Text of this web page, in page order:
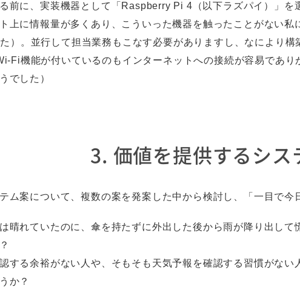
前に、実装機器として「Raspberry Pi 4（以下ラズパイ）」を
上に情報量が多くあり、こういった機器を触ったことがない
）。並行して担当業務もこなす必要がありますし、なにより
Fi機能が付いているのもインターネットへの接続が容易であ
でした）
3. 価値を提供するシス
ム案について、複数の案を発案した中から検討し、「一目で今
晴れていたのに、傘を持たずに外出した後から雨が降り出し
する余裕がない人や、そもそも天気予報を確認する習慣がな
か？